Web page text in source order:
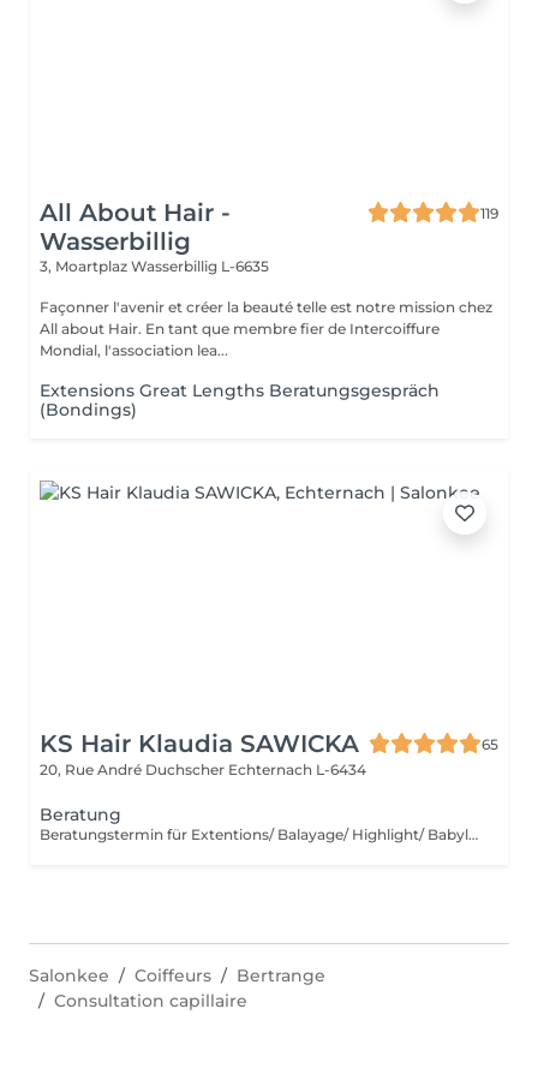
All About Hair -
Wasserbillig
119
3, Moartplaz Wasserbillig L-6635
Façonner l'avenir et créer la beauté telle est notre mission chez
All about Hair. En tant que membre fier de Intercoiffure
Mondial, l'association lea...
Extensions Great Lengths Beratungsgespräch
(Bondings)
KS Hair Klaudia SAWICKA
65
20, Rue André Duchscher Echternach L-6434
Beratung
Beratungstermin für Extentions/ Balayage/ Highlight/ Babylight und Haarentfärbung
Salonkee Coiffeurs
Bertrange
Consultation capillaire